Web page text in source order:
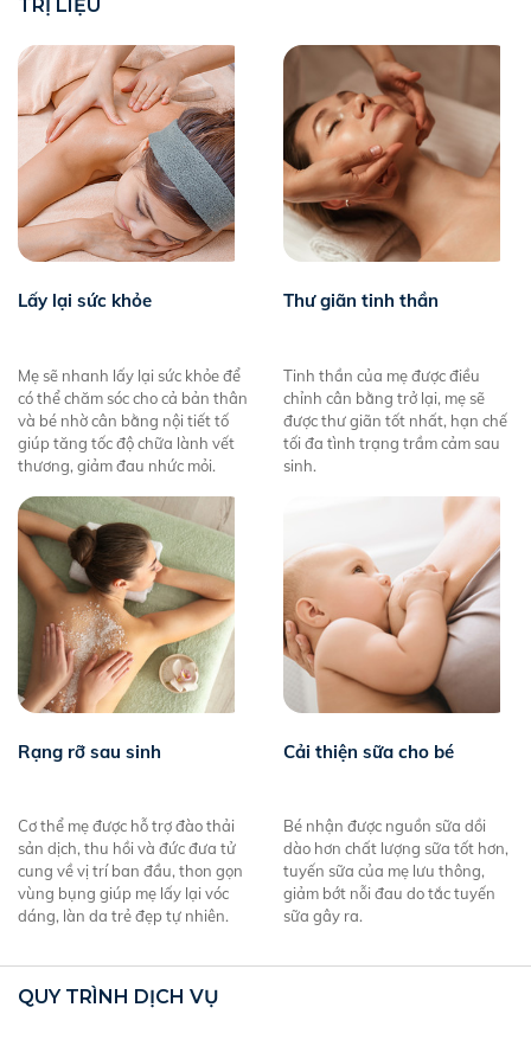
TRỊ LIỆU
Lấy lại sức khỏe
Mẹ sẽ nhanh lấy lại sức khỏe để
có thể chăm sóc cho cả bản thân
và bé nhờ cân bằng nội tiết tố
giúp tăng tốc độ chữa lành vết
thương, giảm đau nhức mỏi.
Thư giãn tinh thần
Tinh thần của mẹ được điều
chỉnh cân bằng trở lại, mẹ sẽ
được thư giãn tốt nhất, hạn chế
tối đa tình trạng trầm cảm sau
sinh.
Rạng rỡ sau sinh
Cơ thể mẹ được hỗ trợ đào thải
sản dịch, thu hồi và đức đưa tử
cung về vị trí ban đầu, thon gọn
vùng bụng giúp mẹ lấy lại vóc
dáng, làn da trẻ đẹp tự nhiên.
Cải thiện sữa cho bé
Bé nhận được nguồn sữa dồi
dào hơn chất lượng sữa tốt hơn,
tuyến sữa của mẹ lưu thông,
giảm bớt nỗi đau do tắc tuyến
sữa gây ra.
QUY TRÌNH DỊCH VỤ